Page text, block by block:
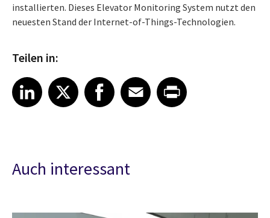
installierten. Dieses Elevator Monitoring System nutzt den
neuesten Stand der Internet-of-Things-Technologien.
Teilen in:
Share article on LinkedIn
LinkedIn
Share article on XShare article on Facebook
Facebook
Share article on Email
EmailShare article on Print
Auch interessant